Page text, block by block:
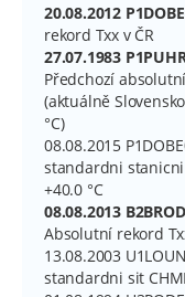
20.08.2012
rekord Txx v ČR
27.07.1983
Předchozí
(aktuálně
°C)
08.08.2015
standardni stanicni
+40.0 °C
08.08.2013
Absolutní rekord
13.08.2003
standardni sit